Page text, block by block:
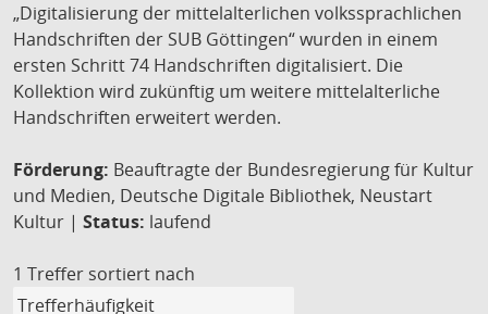
„Digitalisierung der mittelalterlichen volkssprachlichen
Handschriften der SUB Göttingen“ wurden in einem
ersten Schritt 74 Handschriften digitalisiert. Die
Kollektion wird zukünftig um weitere mittelalterliche
Handschriften erweitert werden.
Förderung: Beauftragte der Bundesregierung für Kultur
und Medien, Deutsche Digitale Bibliothek, Neustart
Kultur | Status: laufend
1 Treffer sortiert nach